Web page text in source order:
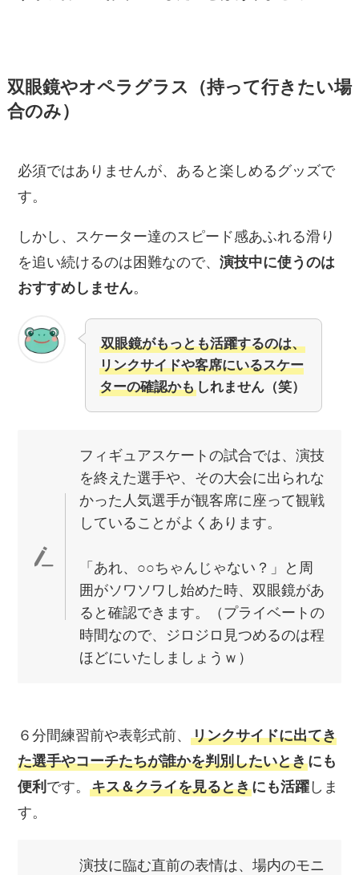
双眼鏡やオペラグラス（持って行きたい場
合のみ）
必須ではありませんが、あると楽しめるグッズで
す。
しかし、スケーター達のスピード感あふれる滑り
を追い続けるのは困難なので、演技中に使うのは
おすすめしません。
双眼鏡がもっとも活躍するのは、
リンクサイドや客席にいるスケー
ターの確認かも しれません（笑）
フィギュアスケートの試合では、演技
を終えた選手や、その大会に出られな
かった人気選手が観客席に座って観戦
していることがよくあります。
「あれ、○○ちゃんじゃない？」と周
囲がソワソワし始めた時、双眼鏡があ
ると確認できます。（プライベートの
時間なので、ジロジロ見つめるのは程
ほどにいたしましょうｗ）
６分間練習前や表彰式前、リンクサイドに出てき
た選手やコーチたちが誰かを判別したいときにも
便利 です。キス＆クライを見るときにも活躍 しま
す。
演技に臨む直前の表情は、場内のモニ